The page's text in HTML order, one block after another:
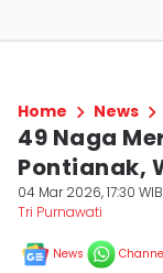
Home News
49 Naga
Pontianak,
04 Mar 2026, 17:30 WIB
Tri Purnawati
News